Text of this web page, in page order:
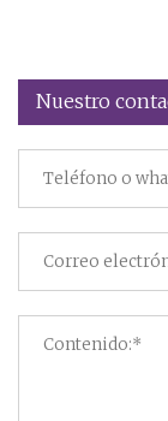
Nuestro